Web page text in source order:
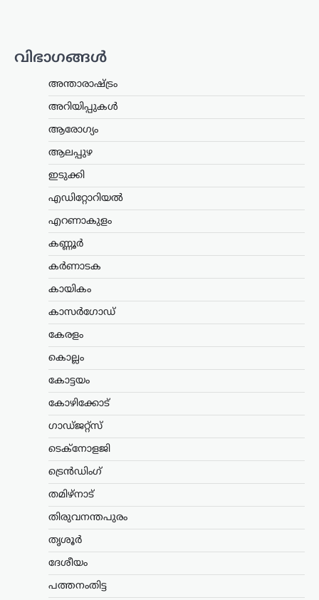
വിഭാഗങ്ങൾ
അന്താരാഷ്ട്രം
അറിയിപ്പുകൾ
ആരോഗ്യം
ആലപ്പുഴ
ഇടുക്കി
എഡിറ്റോറിയൽ
എറണാകുളം
കണ്ണൂർ
കർണാടക
കായികം
കാസർഗോഡ്
കേരളം
കൊല്ലം
കോട്ടയം
കോഴിക്കോട്
ഗാഡ്ജറ്റ്സ്
ടെക്നോളജി
ട്രെൻഡിംഗ്
തമിഴ്നാട്
തിരുവനന്തപുരം
തൃശൂർ
ദേശീയം
പത്തനംതിട്ട
പൊലീസിനെ വെല്ലുവിളിക്കുകയും
നിലപാടിനോട്…
വന്ദേമാതരം പൂർണമായി
നിർദേശവുമായി
സംസ്ഥാന സർക്കാർ
ന്യൂസ് ഡെസ്ക്
ഓഗസ്റ്റ്‌ 8, 2026
സ്വാതന്ത്ര്യദിനാഘോഷങ്ങളിൽ
ആലപിക്കണമെന്ന നിർദേശവുമായി
തദ്ദേശ വകുപ്പ് സെക്രട്ടറിക്ക് നൽകിയ
കത്തിലൂടെയാണ് നിർദേശം
വന്ദേമാതരം ആലപിക്കുന്നതുമായി…
ലേറ്റസ്റ്റ് ന്യൂസ്
ഉക്രെയ്നിലെ സൈനിക
ലക്ഷ്യങ്ങൾ നിരപ്പാക്കാൻ
FAB ഗ്ലൈഡ് ബോംബ്
ആക്രമണം; ദൃശ്യങ്ങൾ
പുറത്തുവിട്ട് റഷ്യ
ഉക്രെയ്ന്‍ യുദ്ധത്തിനിടെ മുൻനിര
ആക്രമണങ്ങളുടെ ദൃശ്യങ്ങൾ റഷ്യൻ
പ്രതിരോധ മന്ത്രാലയം പുറത്തുവിട്ടു.